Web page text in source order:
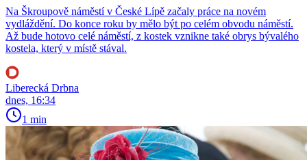
Na Škroupově náměstí v České Lípě začaly práce na novém
vydláždění. Do konce roku by mělo být po celém obvodu náměstí.
Až bude hotovo celé náměstí, z kostek vznikne také obrys bývalého
kostela, který v místě stával.
Liberecká Drbna
dnes, 16:34
1 min